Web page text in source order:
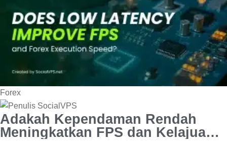
Forex
Adakah Kependaman Rendah
Meningkatkan FPS dan Kelajuan